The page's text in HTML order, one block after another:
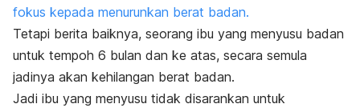
fokus kepada menurunkan berat badan.
Tetapi berita baiknya, seorang ibu yang menyusu badan
untuk tempoh 6 bulan dan ke atas, secara semula
jadinya akan kehilangan berat badan.
Jadi ibu yang menyusu tidak disarankan untuk